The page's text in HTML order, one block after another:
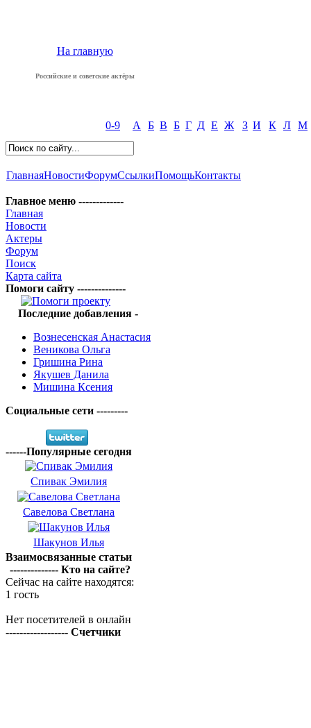
На главную
Российские и советские актёры
0-9 А Б В Б Г Д Е Ж З И К Л М
ГлавнаяНовостиФорумСсылкиПомощьКонтакты
Главное меню -------------
Главная
Новости
Актеры
Форум
Поиск
Карта сайта
Помоги сайту --------------
Последние добавления -
Вознесенская Анастасия
Веникова Ольга
Гришина Рина
Якушев Данила
Мишина Ксения
Социальные сети ---------
------Популярные сегодня
Спивак Эмилия
Савелова Светлана
Шакунов Илья
Взаимосвязанные статьи
-------------- Кто на сайте?
Сейчас на сайте находятся:
1 гость
Нет посетителей в онлайн
------------------ Счетчики